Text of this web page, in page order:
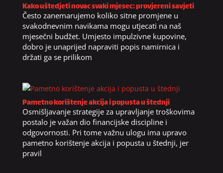
Kako uštedjeti novac svaki mjesec: provjereni savjeti
Često zanemarujemo koliko sitne promjene u
svakodnevnim navikama mogu utjecati na naš
mjesečni budžet. Umjesto impulzivne kupovine,
dobro je unaprijed napraviti popis namirnica i
držati ga se prilikom
Pametno korištenje akcija i popusta u štednji
Osmišljavanje strategije za upravljanje troškovima
postalo je važan dio financijske discipline i
odgovornosti. Pri tome važnu ulogu ima upravo
pametno korištenje akcija i popusta u štednji, jer
pravil